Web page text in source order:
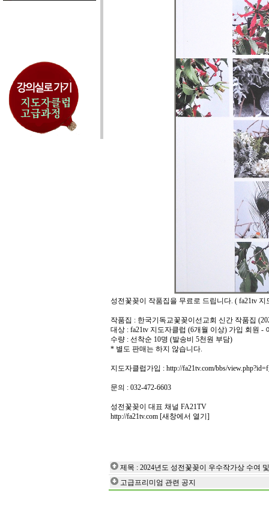
성전꽃꽂이 작품집을 무료로 드립니다. ( fa21tv
작품집 : 한국기독교꽃꽂이선교회 신간 작품집
대상 : fa21tv 지도자클럽 (6개월 이상) 가입 회원 -
수량 : 선착순 10명 (발송비 5천원 부담)
* 별도 판매는 하지 않습니다.
지도자클럽가입 : http://fa21tv.com/bbs/
문의 : 032-472-6603
성전꽃꽂이 대표 채널 FA21TV
http://fa21tv.com [새창에서 열기]
제목 : 2024년도 성전꽃꽂이 우수작가상 수여
고급프리미엄 관련 공지